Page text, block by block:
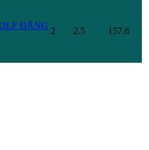
ĐẶNG
2 2.5 157.6